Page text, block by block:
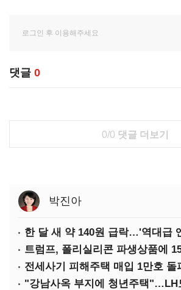
댓글 0
0/0 댓글 더보기
박진아
"강남사옥 부지에 청년주택"…LH